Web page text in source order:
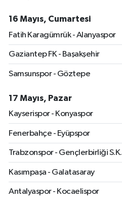
16 Mayıs, Cumartesi
Fatih Karagümrük - Alanyaspor
Gaziantep FK - Başakşehir
Samsunspor - Göztepe
17 Mayıs, Pazar
Kayserispor - Konyaspor
Fenerbahçe - Eyüpspor
Trabzonspor - Gençlerbirliği S.K.
Kasımpaşa - Galatasaray
Antalyaspor - Kocaelispor